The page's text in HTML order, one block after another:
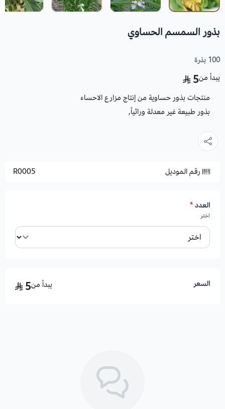
بذور السمسم الحساوي
100 بذرة
يبدأ من5
منتجات بذور حساوية من إنتاج مزارع الاحساء
بذور طبيعة غير معدلة وراثياً,
رقم الموديل R0005
العدد*
اختر
السعر يبدأ من5